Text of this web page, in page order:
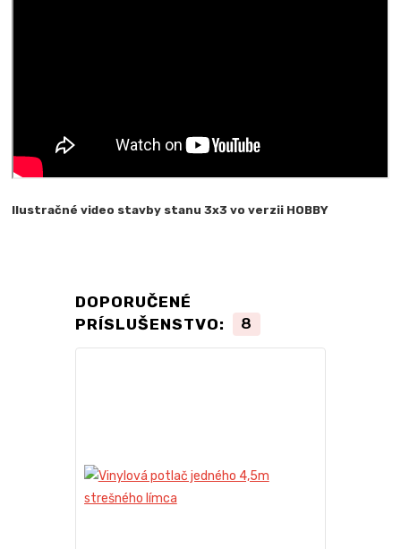
Ilustračné video stavby stanu 3x3 vo verzii HOBBY
DOPORUČENÉ
PRÍSLUŠENSTVO:
8